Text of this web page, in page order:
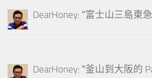
DearHoney: “富士山三島東
DearHoney: “釜山到大阪的